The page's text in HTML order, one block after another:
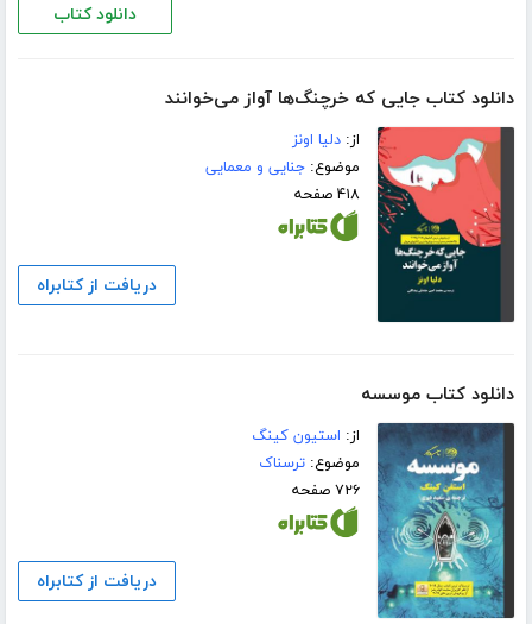
دانلود کتاب
دانلود کتاب جایی که خرچنگ‌ها آواز می‌خوانند
از:دلیا اونز
موضوع:جنایی و معمایی
۴۱۸ صفحه
دریافت از کتابراه
دانلود کتاب موسسه
از: استیون کینگ
موضوع:ترسناک
۷۲۶ صفحه
دریافت از کتابراه